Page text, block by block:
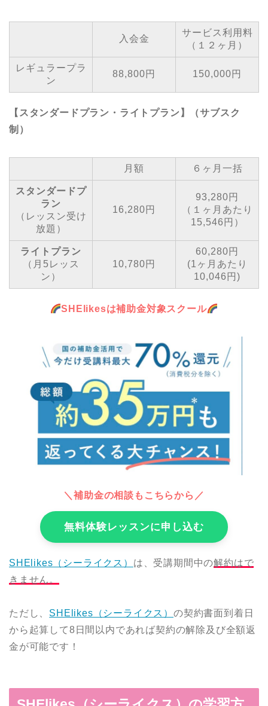
入会金
サービス利用料
（１２ヶ月）
レギュラープラ
ン
88,800円 150,000円
【スタンダードプラン・ライトプラン】（サブスク
制）
月額 ６ヶ月一括
スタンダードプ
ラン
（レッスン受け
放題）
16,280円
93,280円
（１ヶ月あたり
15,546円）
ライトプラン
（月5レッス
ン）
10,780円
60,280円
(1ヶ月あたり
10,046円)
SHElikesは補助金対象スクール
＼補助金の相談もこちらから／
無料体験レッスンに申し込む
SHElikes（シーライクス） は、受講期間中の解約はで
きません。
ただし、 SHElikes（シーライクス）の契約書面到着日
から起算して8日間以内であれば契約の解除及び全額返
金が可能です！